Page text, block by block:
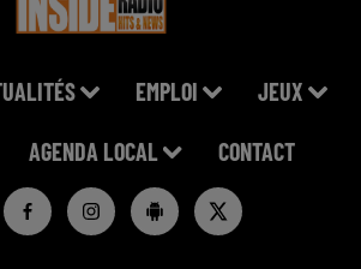
EMPLOI JEUX
AGENDA LOCAL CONTACT